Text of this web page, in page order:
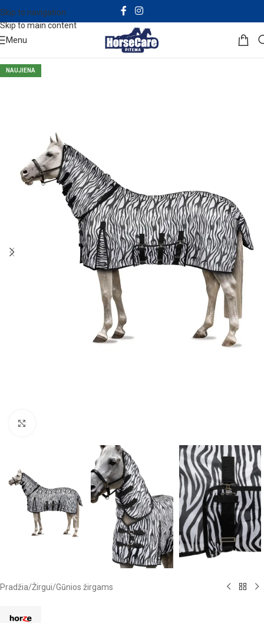
Skip to navigation
Skip to main content
Menu
NAUJIENA
Pradžia/Žirgui/Gūnios žirgams